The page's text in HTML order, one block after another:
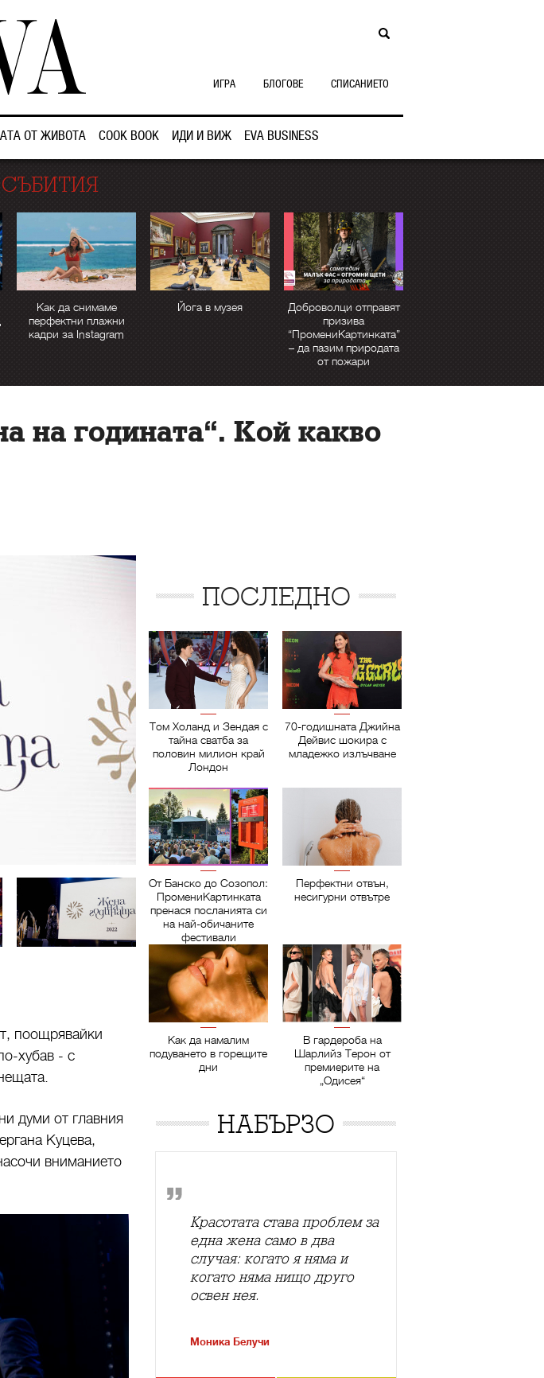
ОТ ЖИВОТА COOK BOOK ИДИ И ВИЖ EVA BUSINESS
ИГРА БЛОГОВЕ СПИСАНИЕТО
СЪБИТИЯ
Как да снимаме
перфектни плажни
кадри за Instagram
Йога в музея
Доброволци отправят
призива
“ПромениКартинката”
– да пазим природата
от пожари
на годината“. Кой какво
поощрявайки
хубав - с
думи от главния
Куцева,
вниманието
ПОСЛЕДНО
Том Холанд и Зендая с
тайна сватба за
половин милион край
Лондон
70-годишната Джийна
Дейвис шокира с
младежко излъчване
От Банско до Созопол:
ПромениКартинката
пренася посланията си
на най-обичаните
фестивали
Перфектни отвън,
несигурни отвътре
Как да намалим
подуването в горещите
дни
В гардероба на
Шарлийз Терон от
премиерите на
„Одисея“
НАБЪРЗО
Красотата става проблем за
една жена само в два
случая: когато я няма и
когато няма нищо друго
освен нея.
Моника Белучи